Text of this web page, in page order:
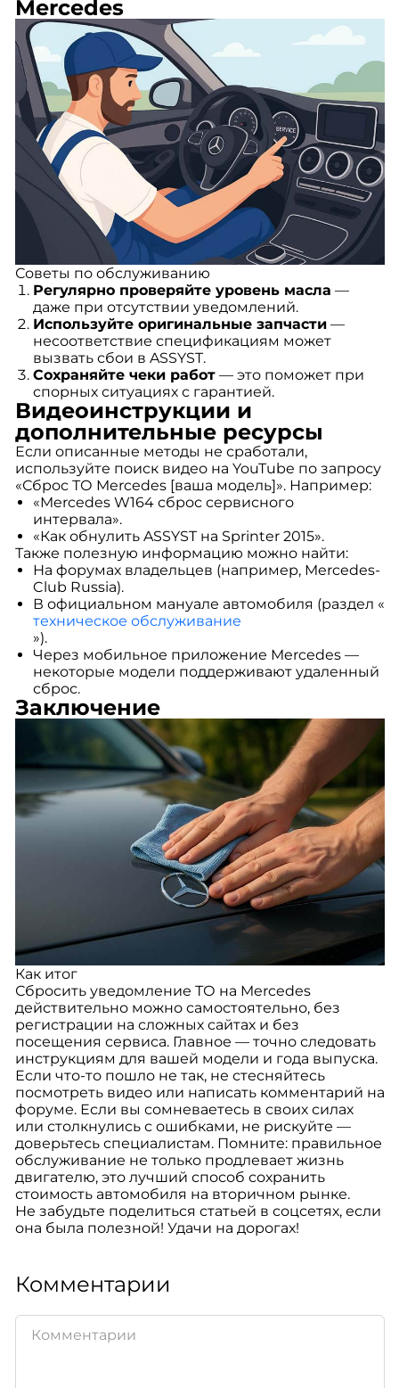
Mercedes
Советы по обслуживанию
Регулярно проверяйте уровень масла —
даже при отсутствии уведомлений.
Используйте оригинальные запчасти—
несоответствие спецификациям может
вызвать сбои в ASSYST.
Сохраняйте чеки работ— это поможет при
спорных ситуациях с гарантией.
Видеоинструкции и
дополнительные ресурсы
Если описанные методы не сработали,
используйте поиск видео на YouTube по запросу
«Сброс ТО Mercedes [ваша модель]». Например:
«Mercedes W164 сброс сервисного
интервала».
«Как обнулить ASSYST на Sprinter 2015».
Также полезную информацию можно найти:
На форумах владельцев (например, Mercedes-
Club Russia).
В официальном мануале автомобиля (раздел «
техническое обслуживание
»).
Через мобильное приложение Mercedes —
некоторые модели поддерживают удаленный
сброс.
Заключение
Как итог
Сбросить уведомление ТО на Mercedes
действительно можно самостоятельно, без
регистрации на сложных сайтах и без
посещения сервиса. Главное — точно следовать
инструкциям для вашей модели и года выпуска.
Если что-то пошло не так, не стесняйтесь
посмотреть видео или написать комментарий на
форуме. Если вы сомневаетесь в своих силах
или столкнулись с ошибками, не рискуйте —
доверьтесь специалистам. Помните: правильное
обслуживание не только продлевает жизнь
двигателю, это лучший способ сохранить
стоимость автомобиля на вторичном рынке.
Не забудьте поделиться статьей в соцсетях, если
она была полезной! Удачи на дорогах!
Комментарии